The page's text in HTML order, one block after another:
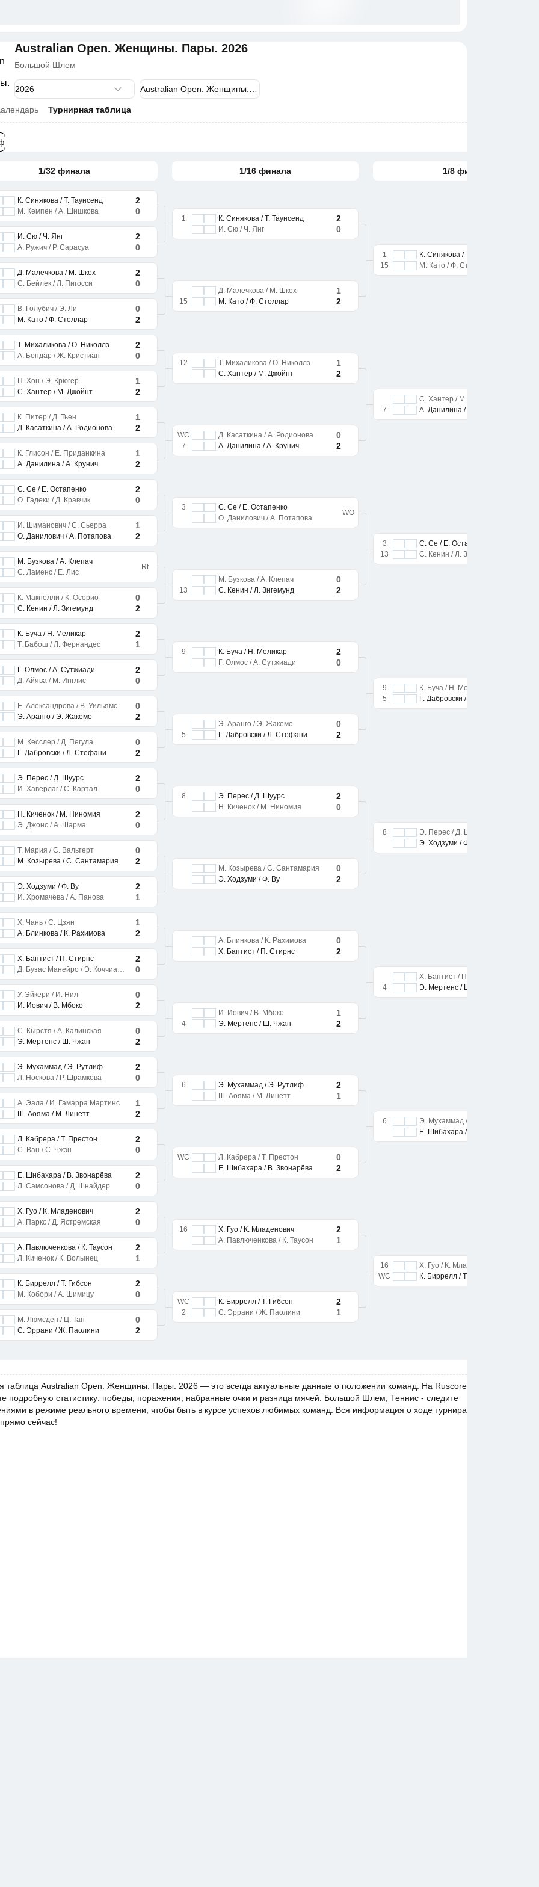
Australian Open. Женщины. Пары. 2026
Большой Шлем
Турнирная таблица
1/32 финала
К. Синякова / Т. Таунсенд 2
М. Кемпен / А. Шишкова 0
И. Сю / Ч. Янг 2
А. Ружич / Р. Сарасуа 0
Д. Малечкова / М. Шкох 2
С. Бейлек / Л. Пигосси 0
В. Голубич / Э. Ли 0
М. Като / Ф. Столлар 2
Т. Михаликова / О. Николлз 2
А. Бондар / Ж. Кристиан 0
П. Хон / Э. Крюгер 1
С. Хантер / М. Джойнт 2
К. Питер / Д. Тьен 1
Д. Касаткина / А. Родионова 2
К. Глисон / Е. Приданкина 1
А. Данилина / А. Крунич 2
С. Се / Е. Остапенко 2
О. Гадеки / Д. Кравчик 0
И. Шиманович / С. Сьерра 1
О. Данилович / А. Потапова 2
М. Бузкова / А. Клепач
С. Ламенс / Е. Лис
Rt
К. Макнелли / К. Осорио 0
С. Кенин / Л. Зигемунд 2
К. Буча / Н. Меликар 2
Т. Бабош / Л. Фернандес 1
Г. Олмос / А. Сутжиади 2
Д. Айява / М. Инглис 0
Е. Александрова / В. Уильямс 0
Э. Аранго / Э. Жакемо 2
М. Кесслер / Д. Пегула 0
Г. Дабровски / Л. Стефани 2
Э. Перес / Д. Шуурс 2
И. Хаверлаг / С. Картал 0
Н. Киченок / М. Ниномия 2
Э. Джонс / А. Шарма 0
Т. Мария / С. Вальтерт 0
М. Козырева / С. Сантамария 2
Э. Ходзуми / Ф. Ву 2
И. Хромачёва / А. Панова 1
Х. Чань / С. Цзян 1
А. Блинкова / К. Рахимова 2
Х. Баптист / П. Стирнс 2
Д. Бузас Манейро / Э. Коччиаретто 0
У. Эйкери / И. Нил 0
И. Йович / В. Мбоко 2
С. Кырстя / А. Калинская 0
Э. Мертенс / Ш. Чжан 2
Э. Мухаммад / Э. Рутлиф 2
Л. Носкова / Р. Шрамкова 0
А. Эала / И. Гамарра Мартинс 1
Ш. Аояма / М. Линетт 2
Л. Кабрера / Т. Престон 2
С. Ван / С. Чжэн 0
Е. Шибахара / В. Звонарёва 2
Л. Самсонова / Д. Шнайдер 0
Х. Гуо / К. Младенович 2
А. Паркс / Д. Ястремская 0
А. Павлюченкова / К. Таусон 2
Л. Киченок / К. Волынец 1
К. Биррелл / Т. Гибсон 2
М. Кобори / А. Шимицу 0
М. Люмсден / Ц. Тан 0
С. Эррани / Ж. Паолини 2
1/16 финала
1 К. Синякова / Т. Таунсенд 2
И. Сю / Ч. Янг 0
Д. Малечкова / М. Шкох 1
15 М. Като / Ф. Столлар 2
12 Т. Михаликова / О. Николлз 1
С. Хантер / М. Джойнт 2
WC Д. Касаткина / А. Родионова 0
7 А. Данилина / А. Крунич 2
3
С. Се / Е. Остапенко
О. Данилович / А. Потапова
WO
М. Бузкова / А. Клепач 0
13 С. Кенин / Л. Зигемунд 2
9 К. Буча / Н. Меликар 2
Г. Олмос / А. Сутжиади 0
Э. Аранго / Э. Жакемо 0
5 Г. Дабровски / Л. Стефани 2
8 Э. Перес / Д. Шуурс 2
Н. Киченок / М. Ниномия 0
М. Козырева / С. Сантамария 0
Э. Ходзуми / Ф. Ву 2
А. Блинкова / К. Рахимова 0
Х. Баптист / П. Стирнс 2
И. Йович / В. Мбоко 1
4 Э. Мертенс / Ш. Чжан 2
6 Э. Мухаммад / Э. Рутлиф 2
Ш. Аояма / М. Линетт 1
WC Л. Кабрера / Т. Престон 0
Е. Шибахара / В. Звонарёва 2
16 Х. Гуо / К. Младенович 2
А. Павлюченкова / К. Таусон 1
WC К. Биррелл / Т. Гибсон 2
2 С. Эррани / Ж. Паолини 1
1/8 финала
1
К. Синякова / Т. Таунсенд
15
М. Като / Ф. Столлар
С. Хантер / М. Джойнт
7 А. Данилина / А. Крунич
3 С. Се / Е. Остапенко
13 С. Кенин / Л. Зигемунд
9 К. Буча / Н. Меликар
5 Г. Дабровски / Л. Стефани
8 Э. Перес / Д. Шуурс
Э. Ходзуми / Ф. Ву
Х. Баптист / П. Стирнс
4 Э. Мертенс / Ш. Чжан
6 Э. Мухаммад / Э. Рутлиф
Е. Шибахара / В. Звонарёва
16 Х. Гуо / К. Младенович
WC К. Биррелл / Т. Гибсон
таблица Australian Open. Женщины. Пары. 2026 — это всегда актуальные данные о положении команд. На Ruscore
подробную статистику: победы, поражения, набранные очки и разница мячей. Большой Шлем, Теннис - следите
в режиме реального времени, чтобы быть в курсе успехов любимых команд. Вся информация о ходе турнира
сейчас!